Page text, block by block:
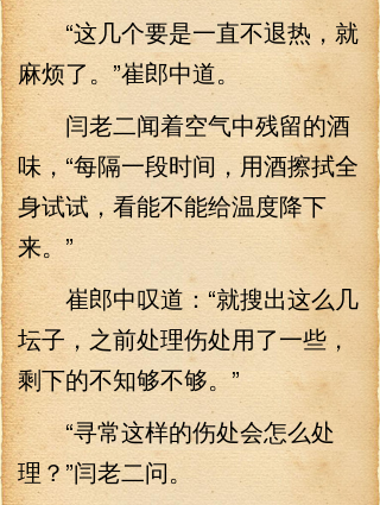
“这几个要是一直不退热，就
麻烦了。”崔郎中道。
闫老二闻着空气中残留的酒
味，“每隔一段时间，用酒擦拭全
身试试，看能不能给温度降下
来。”
崔郎中叹道：“就搜出这么几
坛子，之前处理伤处用了一些，
剩下的不知够不够。”
“寻常这样的伤处会怎么处
理？”闫老二问。